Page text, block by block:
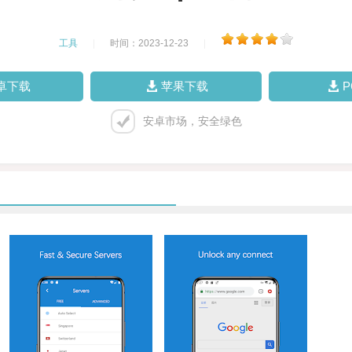
工具 时间：2023-12-23
下载 苹果下载
安卓市场，安全绿色